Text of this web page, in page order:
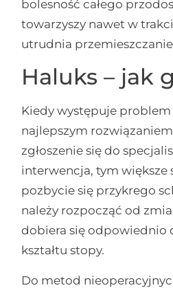
bolesność całego
towarzyszy nawet w
utrudnia przemieszczanie
Haluks – jak
Kiedy występuje
najlepszym
zgłoszenie się do
interwencja, tym większe
pozbycie się przykrego
należy rozpocząć od
dobiera się odpowiednio
kształtu stopy.
Do metod